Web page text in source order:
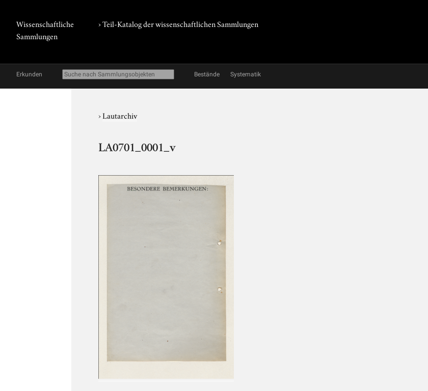
Wissenschaftliche
Sammlungen
› Teil-Katalog der wissenschaftlichen Sammlungen
Erkunden Bestände Systematik
›Lautarchiv
LA0701_0001_v